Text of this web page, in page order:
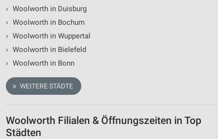
› Woolworth in Duisburg
› Woolworth in Bochum
› Woolworth in Wuppertal
› Woolworth in Bielefeld
› Woolworth in Bonn
WEITERE STÄDTE
Woolworth Filialen & Öffnungszeiten in Top
Städten